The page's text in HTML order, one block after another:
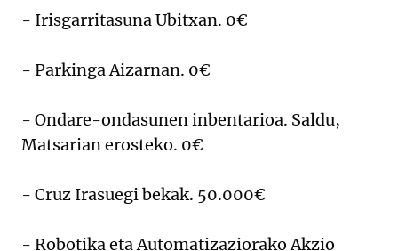
- Irisgarritasuna Ubitxan. 0€
- Parkinga Aizarnan. 0€
- Ondare-ondasunen inbentarioa. Saldu,
Matsarian erosteko. 0€
- Cruz Irasuegi bekak. 50.000€
- Robotika eta Automatizaziorako Akzio